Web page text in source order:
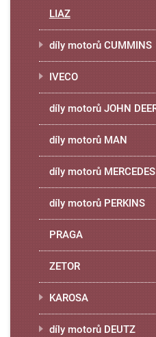
LIAZ
díly motorů CUMMINS
IVECO
díly motorů JOHN
díly motorů MAN
díly motorů MERCEDES
díly motorů PERKINS
PRAGA
ZETOR
KAROSA
díly motorů DEUTZ